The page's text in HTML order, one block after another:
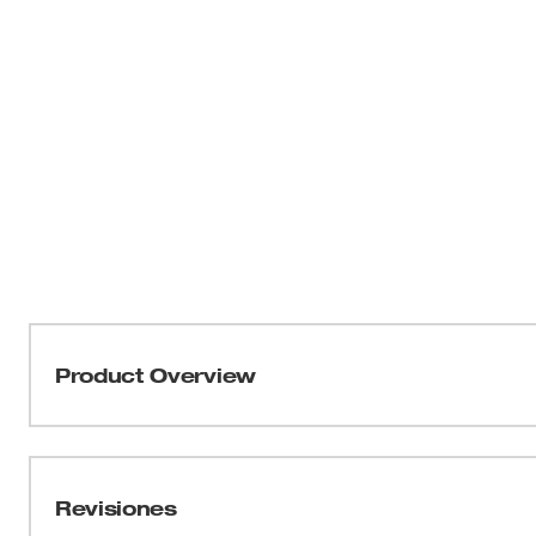
Product Overview
tamaños dentro de un diseño de hojas compacto y
Revisiones